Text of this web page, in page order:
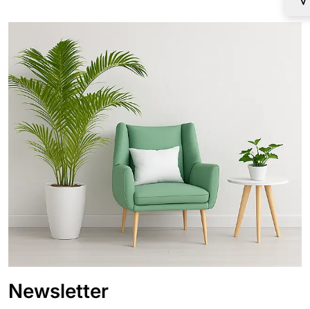
Newsletter